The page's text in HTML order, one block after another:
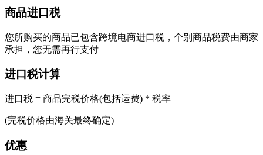
商品进口税
您所购买的商品已包含跨境电商进口税，个别商品税费由商家
承担，您无需再行支付
进口税计算
进口税 = 商品完税价格(包括运费) * 税率
(完税价格由海关最终确定)
优惠